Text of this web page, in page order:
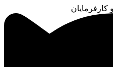
کارفرمایان